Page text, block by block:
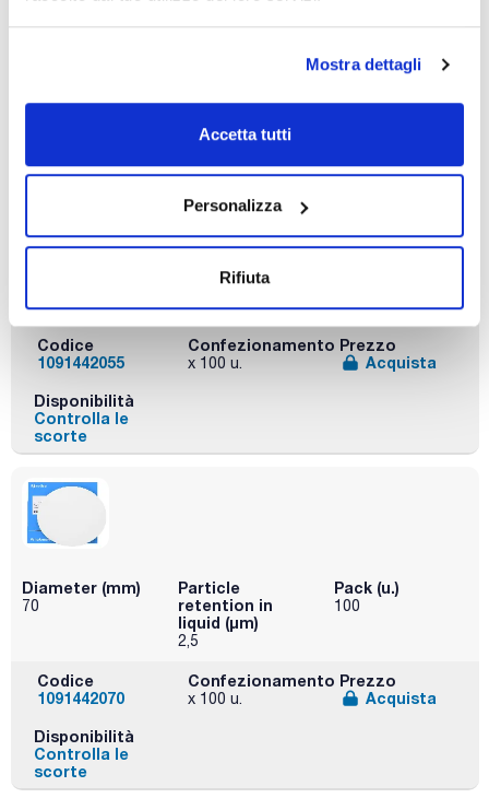
Mostra dettagli
Accetta tutti
Personalizza
Rifiuta
1091442047
x 100 u.
Acquista
scorte
Diameter (mm)
Particle
retention in
liquid (μm)
2,5
Pack (u.)
Codice
1091442055
Confezionamento
x 100 u.
Prezzo
Acquista
Disponibilità
Controlla le
scorte
Diameter (mm)
70
Particle
retention in
liquid (μm)
2,5
Pack (u.)
100
Codice
1091442070
Confezionamento
x 100 u.
Prezzo
Acquista
Disponibilità
Controlla le
scorte